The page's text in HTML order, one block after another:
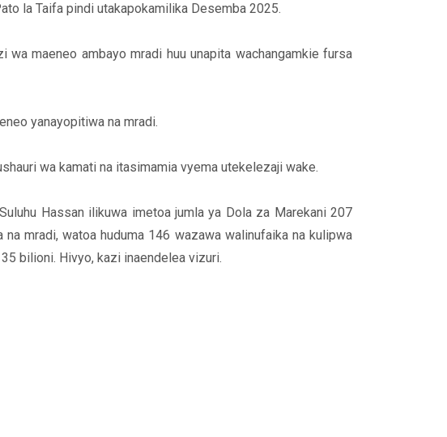
la Taifa pindi utakapokamilika Desemba 2025.
maeneo ambayo mradi huu unapita wachangamkie fursa
yanayopitiwa na mradi.
wa kamati na itasimamia vyema utekelezaji wake.
Hassan ilikuwa imetoa jumla ya Dola za Marekani 207
mradi, watoa huduma 146 wazawa walinufaika na kulipwa
bilioni. Hivyo, kazi inaendelea vizuri.